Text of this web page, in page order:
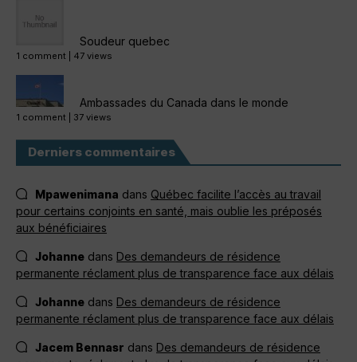
Soudeur quebec
1 comment 47 views
Ambassades du Canada dans le monde
1 comment 37 views
Derniers commentaires
Mpawenimana dans Québec facilite l’accès au travail
pour certains conjoints en santé, mais oublie les préposés
aux bénéficiaires
Johanne dans Des demandeurs de résidence
permanente réclament plus de transparence face aux délais
Johanne dans Des demandeurs de résidence
permanente réclament plus de transparence face aux délais
Jacem Bennasr dans Des demandeurs de résidence